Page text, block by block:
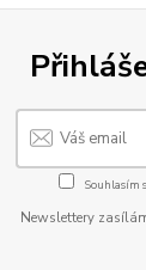
Souhlasím
Newslettery